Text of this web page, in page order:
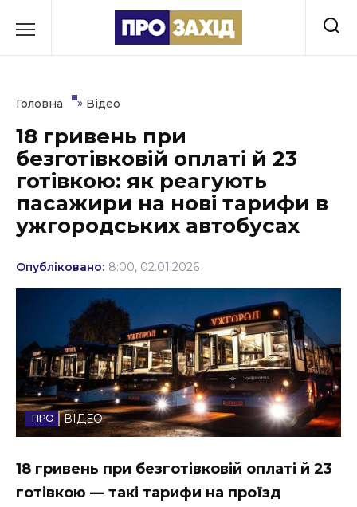
до
Культура
Освіта
Події
Політика
Спорт
Стиль життя
Втрачений Ужгород
Головна » Відео
18 гривень при
безготівковій оплаті й 23
готівкою: як реагують
пасажири на нові тарифи в
ужгородських автобусах
Опубліковано: 8:00, 02.01.2026
ВІДЕО
18 гривень при безготівковій оплаті й 23
готівкою — такі тарифи на проїзд